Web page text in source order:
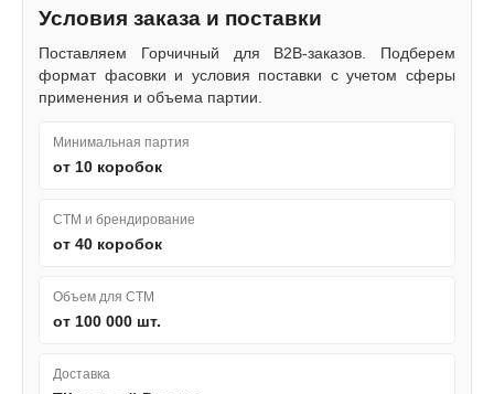
Условия заказа и поставки
Поставляем Горчичный для B2B-заказов. Подберем
формат фасовки и условия поставки с учетом сферы
применения и объема партии.
Минимальная партия
от 10 коробок
СТМ и брендирование
от 40 коробок
Объем для СТМ
от 100 000 шт.
Доставка